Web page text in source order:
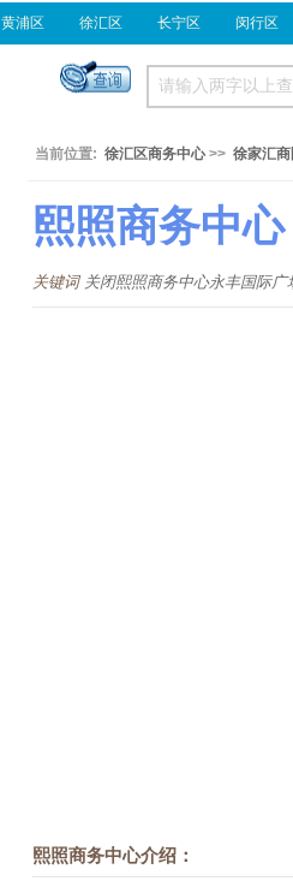
黄浦区 徐汇区 长宁区 闵行区
当前位置: 徐汇区商务中心 >> 徐家汇商
熙照商务中心
关键词 关闭熙照商务中心永丰国际
熙照商务中心介绍：